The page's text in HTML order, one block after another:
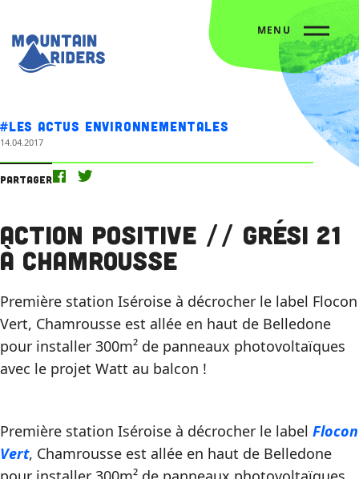
MENU
#Les actus environnementales
14.04.2017
Partager
Action Positive // Grési 21
à Chamrousse
Première station Iséroise à décrocher le label Flocon
Vert, Chamrousse est allée en haut de Belledone
pour installer 300m² de panneaux photovoltaïques
avec le projet Watt au balcon !
Première station Iséroise à décrocher le label Flocon
Vert, Chamrousse est allée en haut de Belledone